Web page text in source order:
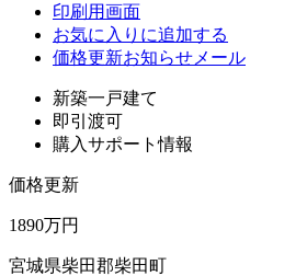
印刷用画面
お気に入りに追加する
価格更新お知らせメール
新築一戸建て
即引渡可
購入サポート情報
価格更新
1890万円
宮城県柴田郡柴田町